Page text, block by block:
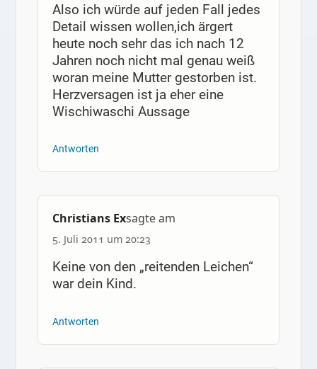
Also ich würde auf jeden Fall jedes
Detail wissen wollen,ich ärgert
heute noch sehr das ich nach 12
Jahren noch nicht mal genau weiß
woran meine Mutter gestorben ist.
Herzversagen ist ja eher eine
Wischiwaschi Aussage
Antworten
Christians Exsagte am
5. Juli 2011 um 20:23
Keine von den „reitenden Leichen“
war dein Kind.
Antworten